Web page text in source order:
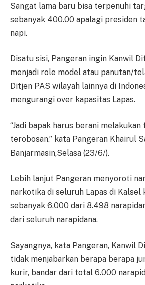
Sangat lama baru bisa terpenuhi
sebanyak 400.00 apalagi presiden
napi.
Disatu sisi, Pangeran ingin Kanwil
menjadi role model atau panutan/
Ditjen PAS wilayah lainnya di
mengurangi over kapasitas Lapas.
“Jadi bapak harus berani
terobosan,” kata Pangeran Khairul
Banjarmasin,Selasa (23/6/).
Lebih lanjut Pangeran menyoroti
narkotika di seluruh Lapas di Kalsel
sebanyak 6.000 dari 8.498
dari seluruh narapidana.
Sayangnya, kata Pangeran, Kanwil
tidak menjabarkan berapa berapa
kurir, bandar dari total 6.000